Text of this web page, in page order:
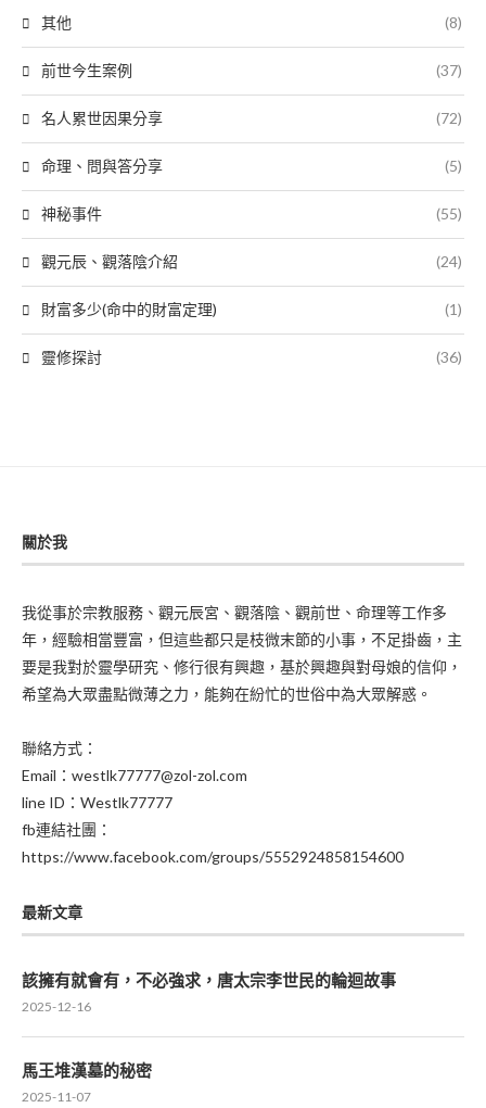
其他 (8)
前世今生案例 (37)
名人累世因果分享 (72)
命理、問與答分享 (5)
神秘事件 (55)
觀元辰、觀落陰介紹 (24)
財富多少(命中的財富定理) (1)
靈修探討 (36)
關於我
我從事於宗教服務、觀元辰宮、觀落陰、觀前世、命理等工作多
年，經驗相當豐富，但這些都只是枝微末節的小事，不足掛齒，主
要是我對於靈學研究、修行很有興趣，基於興趣與對母娘的信仰，
希望為大眾盡點微薄之力，能夠在紛忙的世俗中為大眾解惑。
聯絡方式：
Email：westlk77777@zol-zol.com
line ID：Westlk77777
fb連結社團：
https://www.facebook.com/groups/5552924858154600
最新文章
該擁有就會有，不必強求，唐太宗李世民的輪迴故事
2025-12-16
馬王堆漢墓的秘密
2025-11-07